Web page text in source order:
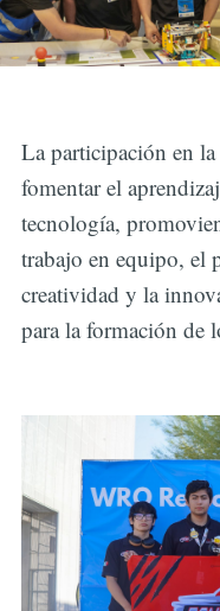
La participación en
fomentar el
tecnología,
trabajo en equipo, el
creatividad y la
para la formación de